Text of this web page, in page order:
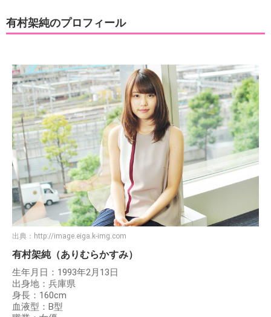
有村架純のプロフィール
出典： http://image.eiga.k-img.com
有村架純（ありむらかすみ）
生年月日：1993年2月13日
出身地：兵庫県
身長：160cm
血液型：B型